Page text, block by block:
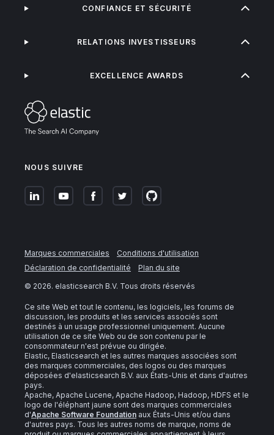
NOUS SUIVRE
CONFIANCE ET SÉCURITÉ
RELATIONS INVESTISSEURS
EXCELLENCE AWARDS
Marques commerciales
Conditions d'utilisation
Déclaration de confidentialité
Plan du site
© 2026. elasticsearch B.V. Tous droits réservés
Ce site Web et tout le contenu, les logiciels, les forums de
discussion, les produits et les services associés sont
destinés à un usage professionnel uniquement. Aucune
utilisation de ce site Web ou de son contenu par le
consommateur n'est prévue ou dirigée.
Elastic, Elasticsearch et les autres marques associées sont
des marques commerciales, des logos ou des marques
déposées d'elasticsearch B.V. aux États-Unis et dans d'autres
pays.
Apache, Apache Lucene, Apache Hadoop, Hadoop, HDFS et le
logo de l'éléphant jaune sont des marques commerciales
d'Apache Software Foundation aux États-Unis et/ou dans
d'autres pays. Tous les autres noms de marque, noms de